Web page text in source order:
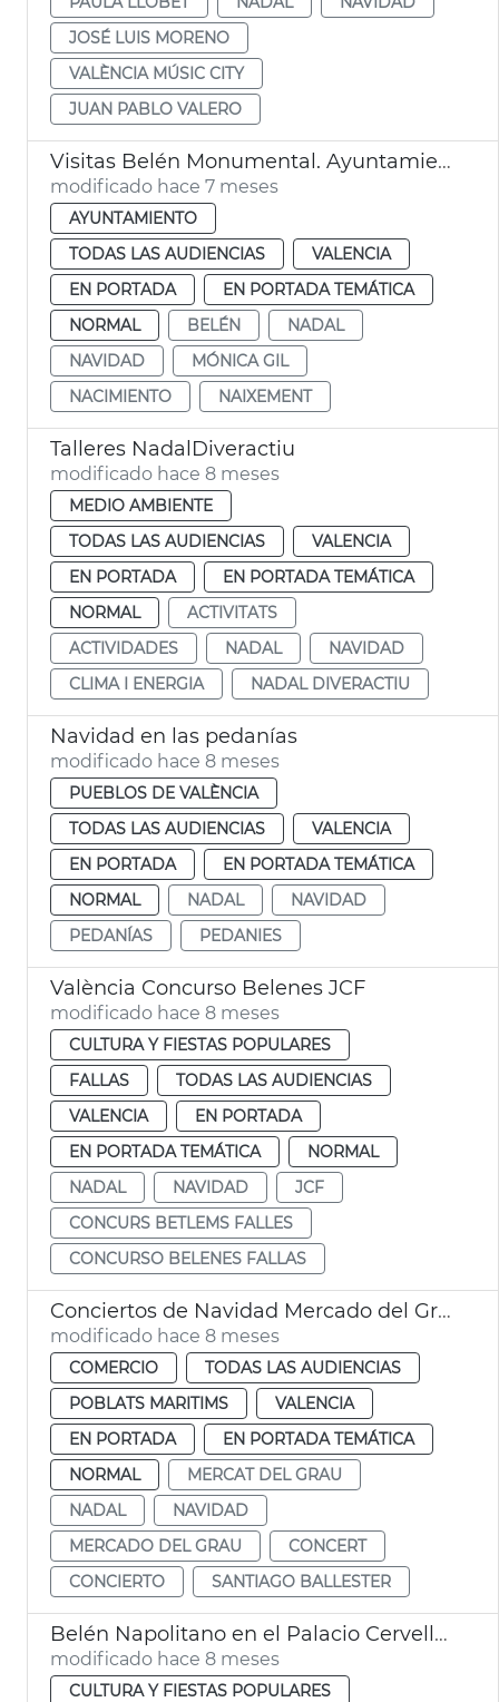
JOSÉ LUIS MORENO
VALÈNCIA MÚSIC CITY
JUAN PABLO VALERO
Visitas Belén Monumental. Ayuntamiento de València
modificado hace 7 meses
AYUNTAMIENTO
TODAS LAS AUDIENCIAS
VALENCIA
EN PORTADA
EN PORTADA TEMÁTICA
NORMAL
BELÉN
NADAL
NAVIDAD
MÓNICA GIL
NACIMIENTO
NAIXEMENT
Talleres NadalDiveractiu
modificado hace 8 meses
MEDIO AMBIENTE
TODAS LAS AUDIENCIAS
VALENCIA
EN PORTADA
EN PORTADA TEMÁTICA
NORMAL
ACTIVITATS
ACTIVIDADES
NADAL
NAVIDAD
CLIMA I ENERGIA
NADAL DIVERACTIU
Navidad en las pedanías
modificado hace 8 meses
PUEBLOS DE VALÈNCIA
TODAS LAS AUDIENCIAS
VALENCIA
EN PORTADA
EN PORTADA TEMÁTICA
NORMAL
NADAL
NAVIDAD
PEDANÍAS
PEDANIES
València Concurso Belenes JCF
modificado hace 8 meses
CULTURA Y FIESTAS POPULARES
FALLAS
TODAS LAS AUDIENCIAS
VALENCIA
EN PORTADA
EN PORTADA TEMÁTICA
NORMAL
NADAL
NAVIDAD
JCF
CONCURS BETLEMS FALLES
CONCURSO BELENES FALLAS
Conciertos de Navidad Mercado del Grau
modificado hace 8 meses
COMERCIO
TODAS LAS AUDIENCIAS
POBLATS MARITIMS
VALENCIA
EN PORTADA
EN PORTADA TEMÁTICA
NORMAL
MERCAT DEL GRAU
NADAL
NAVIDAD
MERCADO DEL GRAU
CONCERT
CONCIERTO
SANTIAGO BALLESTER
Belén Napolitano en el Palacio Cervelló València
modificado hace 8 meses
CULTURA Y FIESTAS POPULARES